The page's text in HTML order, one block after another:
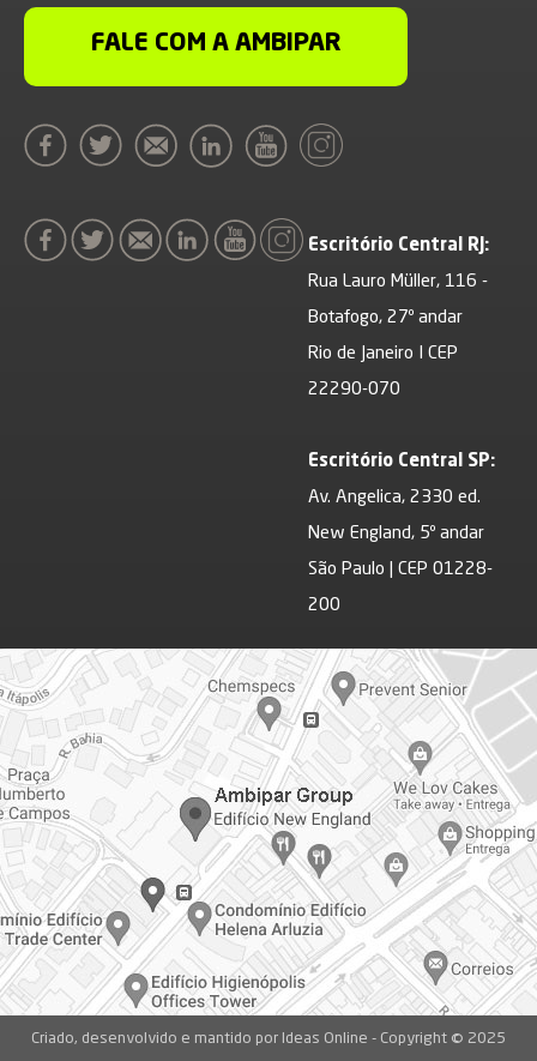
FALE COM A AMBIPAR
Escritório Central RJ:
Rua Lauro Müller, 116 -
Botafogo, 27º andar
Rio de Janeiro I CEP
22290-070
Escritório Central SP:
Av. Angelica, 2330 ed.
New England, 5º andar
São Paulo | CEP 01228-
200
Criado, desenvolvido e mantido por Ideas Online - Copyright © 2025